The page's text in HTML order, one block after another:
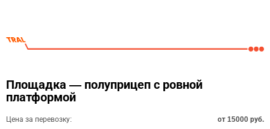
Площадка — полуприцеп с ровной
платформой
Цена за перевозку:
от 15000 руб.